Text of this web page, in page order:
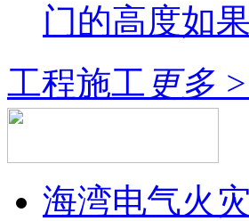
门的高度如
工程施工 更多
海湾电气火